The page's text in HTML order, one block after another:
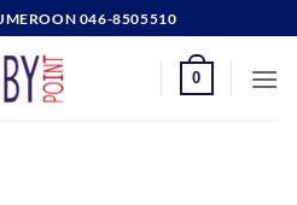
046-8505510
0